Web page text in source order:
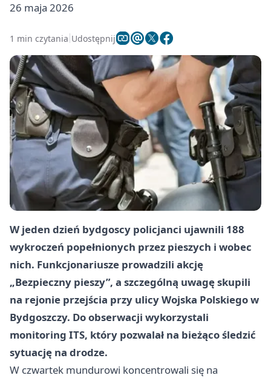
26 maja 2026
1 min czytania Udostępnij
W jeden dzień bydgoscy policjanci ujawnili 188
wykroczeń popełnionych przez pieszych i wobec
nich. Funkcjonariusze prowadzili akcję
„Bezpieczny pieszy”, a szczególną uwagę skupili
na rejonie przejścia przy ulicy Wojska Polskiego w
Bydgoszczy. Do obserwacji wykorzystali
monitoring ITS, który pozwalał na bieżąco śledzić
sytuację na drodze.
W czwartek mundurowi koncentrowali się na